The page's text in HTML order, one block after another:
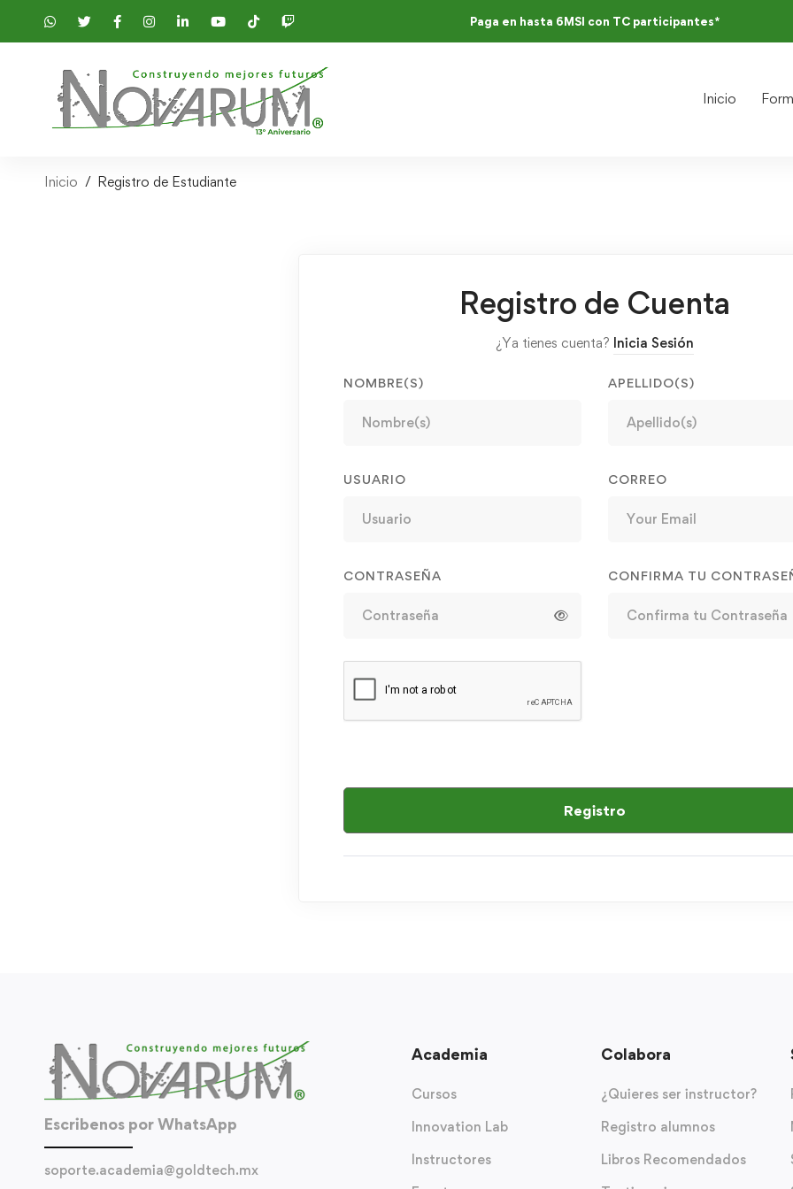
Paga en hasta 6MSI con TC participantes*
Inicio
Inicio Registro de Estudiante
Registro de Cuenta
¿Ya tienes cuenta? Inicia Sesión
NOMBRE(S) APELLIDO(S)
USUARIO CORREO
CONTRASEÑA CONFIRMA TU
Registro
Escribenos por WhatsApp
soporte.academia@goldtech.mx
Academia
Cursos
Innovation Lab
Instructores
Colabora
¿Quieres ser instructor?
Registro alumnos
Libros Recomendados